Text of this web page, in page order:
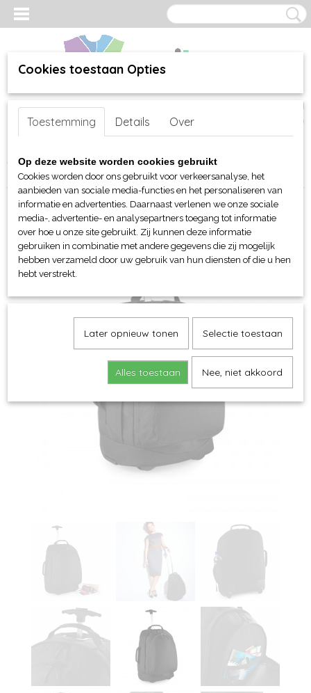
Inloggen Registreren
(0)
Home >webshop>Per merk >BagBase - tassen
Trolleys> BagBase Classic Airporter
Cookies toestaan Opties
Toestemming Details Over
Op deze website worden cookies gebruikt
Cookies worden door ons gebruikt voor verkeersanalyse, het
aanbieden van sociale media-functies en het personaliseren van
informatie en advertenties. Daarnaast verlenen we onze sociale
media-, advertentie- en analysepartners toegang tot informatie
over hoe u onze site gebruikt. Zij kunnen deze informatie
gebruiken in combinatie met andere gegevens die zij mogelijk
hebben verzameld door uw gebruik van hun diensten of die u hen
hebt verstrekt.
Later opnieuw tonen Selectie toestaan
Alles toestaan Nee, niet akkoord